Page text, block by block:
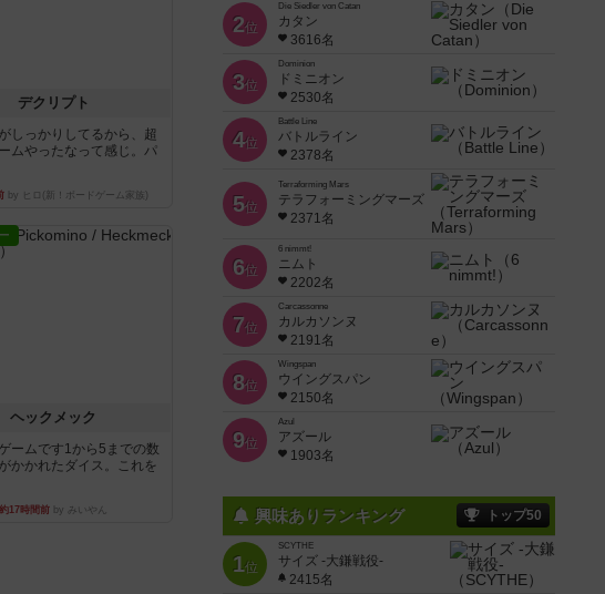
デクリプト
しっかりしてるから、超
ムやったなって感じ。パ
by ヒロ(新！ボードゲーム家族)
ヘックメック
ームです1から5までの数
かかれたダイス。これを
約17時間前 by みいやん
2位
Die Siedler von Catan
カタン
3616名
3位
Dominion
ドミニオン
2530名
4位
Battle Line
バトルライン
2378名
5位
Terraforming Mars
テラフォーミングマーズ
2371名
6位
6 nimmt!
ニムト
2202名
7位
Carcassonne
カルカソンヌ
2191名
8位
Wingspan
ウイングスパン
2150名
9位
Azul
アズール
1903名
興味ありランキング トップ50
1位
SCYTHE
サイズ -大鎌戦役-
2415名